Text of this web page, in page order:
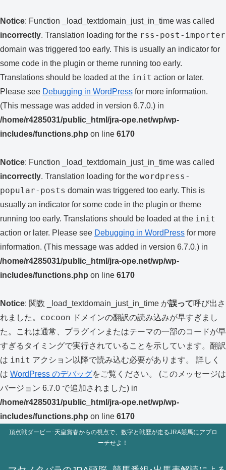
Notice: Function _load_textdomain_just_in_time was called
incorrectly. Translation loading for the rss-post-importer
domain was triggered too early. This is usually an indicator for
some code in the plugin or theme running too early.
Translations should be loaded at the init action or later.
Please see Debugging in WordPress for more information.
(This message was added in version 6.7.0.) in
/home/r4285031/public_html/jra-ope.net/wp/wp-
includes/functions.php on line 6170
Notice: Function _load_textdomain_just_in_time was called
incorrectly. Translation loading for the wordpress-
popular-posts domain was triggered too early. This is
usually an indicator for some code in the plugin or theme
running too early. Translations should be loaded at the init
action or later. Please see Debugging in WordPress for more
information. (This message was added in version 6.7.0.) in
/home/r4285031/public_html/jra-ope.net/wp/wp-
includes/functions.php on line 6170
Notice: 関数 _load_textdomain_just_in_time が誤って呼び出さ
れました。 cocoon ドメインの翻訳の読み込みが早すぎまし
た。これは通常、プラグインまたはテーマの一部のコードが早
すぎるタイミングで実行されていることを示しています。翻訳
は init アクション以降で読み込む必要があります。 詳しく
は WordPress のデバッグをご覧ください。 (このメッセージは
バージョン 6.7.0 で追加されました) in
/home/r4285031/public_html/jra-ope.net/wp/wp-
includes/functions.php on line 6170
頂点戦ダービー･天皇賞春からの視点で、数字と戦歴が走るJRA競馬にアプロ
ーチせよ！